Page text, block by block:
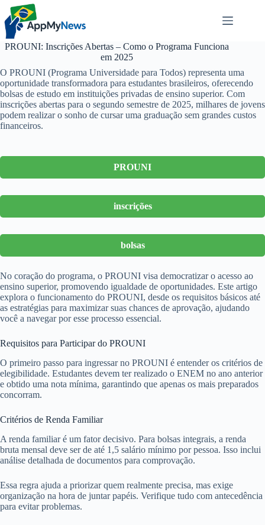
Pular
para
conteúdo
PROUNI: Inscrições Abertas – Como o Programa Funciona
em 2025
O PROUNI (Programa Universidade para Todos) representa uma
oportunidade transformadora para estudantes brasileiros, oferecendo
bolsas de estudo em instituições privadas de ensino superior. Com
inscrições abertas para o segundo semestre de 2025, milhares de jovens
podem realizar o sonho de cursar uma graduação sem grandes custos
financeiros.
PROUNI
inscrições
bolsas
No coração do programa, o PROUNI visa democratizar o acesso ao
ensino superior, promovendo igualdade de oportunidades. Este artigo
explora o funcionamento do PROUNI, desde os requisitos básicos até
as estratégias para maximizar suas chances de aprovação, ajudando
você a navegar por esse processo essencial.
Requisitos para Participar do PROUNI
O primeiro passo para ingressar no PROUNI é entender os critérios de
elegibilidade. Estudantes devem ter realizado o ENEM no ano anterior
e obtido uma nota mínima, garantindo que apenas os mais preparados
concorram.
Critérios de Renda Familiar
A renda familiar é um fator decisivo. Para bolsas integrais, a renda
bruta mensal deve ser de até 1,5 salário mínimo por pessoa. Isso inclui
análise detalhada de documentos para comprovação.
Essa regra ajuda a priorizar quem realmente precisa, mas exige
organização na hora de juntar papéis. Verifique tudo com antecedência
para evitar problemas.